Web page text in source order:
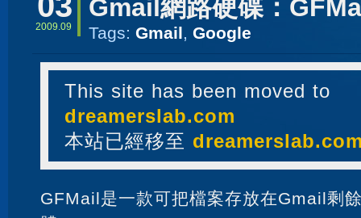
2009.09
Gmail網路硬碟：
Tags: Gmail, Google
This site has been moved to
dreamerslab.com
本站已經移至
GFMail是一款可把檔案存放在Gmail剩